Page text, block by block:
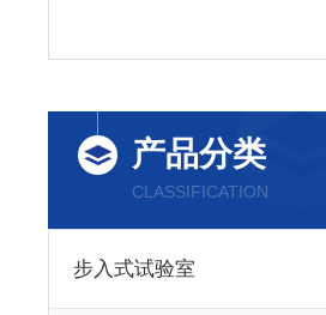
产品分类
CLASSIFICATION
步入式试验室